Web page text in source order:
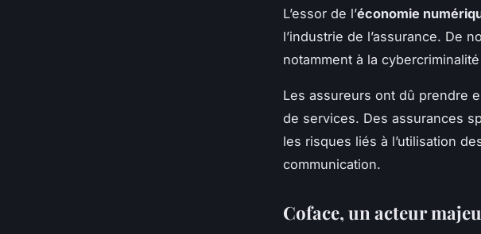
L’essor de l’économie
l’industrie de l’assurance. De
notamment à la
Les assureurs ont dû prendre
de services. Des assurances
les risques liés à l’utilisation
communication.
Coface, un acteur